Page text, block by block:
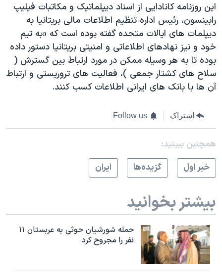
این روزنامه کانادایی از اسناد دیپلماتیک و مکاتبات فیلیپ
رابینسون، رئیس اداره تنظیم اطلاعات مالی بریتانیا به
دیپلمات های ایالات متحده گفته بوده است که «به تیم
خود و نیز نهادهای اطلاعاتی و امنیتی بریتانیا دستور داده
بوده تا به هر وسیله ممکن در مورد ارتباط بین گسترش (
سلاح های کشتار جمعی )، فعالیت های تروریستی و ارتباط
آن ها با بانک های ایرانی اطلاعات کسب کنند.
اشتراک Follow us
همچنبن ببینید:
خبر اول
گزيده‌ها ايران
بیشتر بخوانید
حمله شورشیان حوثی به عربستان ۱۱
نفر را مجروح کرد